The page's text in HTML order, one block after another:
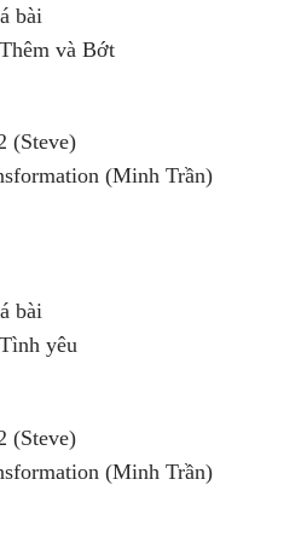
bài
và Bớt
(Steve)
(Minh Trần)
bài
yêu
(Steve)
(Minh Trần)